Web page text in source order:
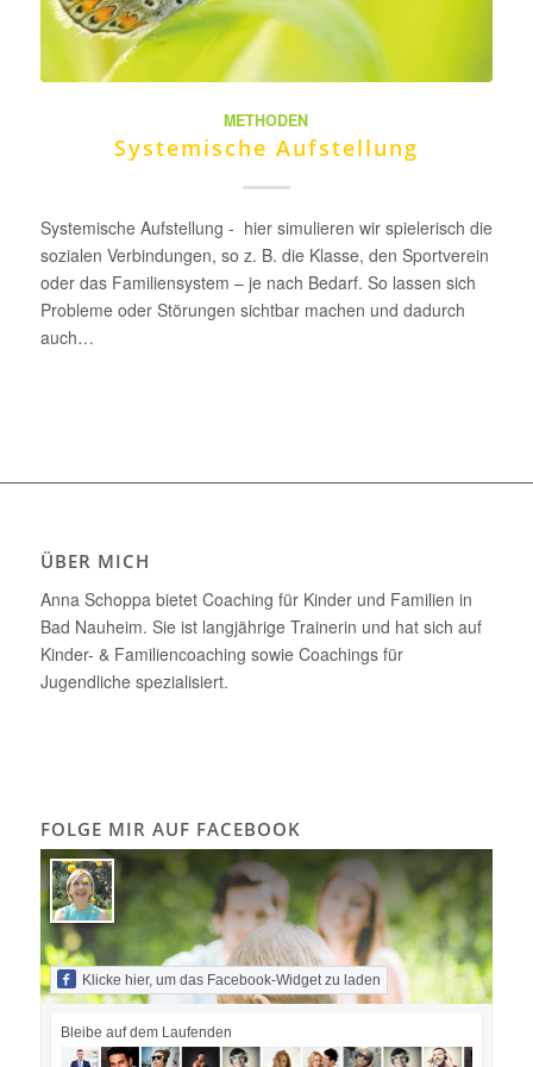
METHODEN
Systemische Aufstellung
Systemische Aufstellung - hier simulieren wir spielerisch die
sozialen Verbindungen, so z. B. die Klasse, den Sportverein
oder das Familiensystem – je nach Bedarf. So lassen sich
Probleme oder Störungen sichtbar machen und dadurch
auch…
ÜBER MICH
Anna Schoppa bietet Coaching für Kinder und Familien in
Bad Nauheim. Sie ist langjährige Trainerin und hat sich auf
Kinder- & Familiencoaching sowie Coachings für
Jugendliche spezialisiert.
FOLGE MIR AUF FACEBOOK
Klicke hier, um das Facebook-Widget zu laden
Bleibe auf dem Laufenden